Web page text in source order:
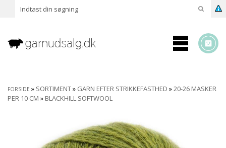
FORSIDE » SORTIMENT» GARN EFTER STRIKKEFASTHED »20-26 MASKER
PER 10 CM » BLACKHILL SOFTWOOL